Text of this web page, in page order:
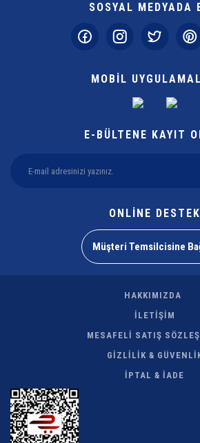
SOSYAL MEDYADA
MOBİL
E-BÜLTENE KAYIT
ONLİNE DESTEK
Müşteri Temsilcisine
HAKKIMIZDA
İLETİŞİM
MESAFELİ SATIŞ
GİZLİLİK &
İPTAL & İADE